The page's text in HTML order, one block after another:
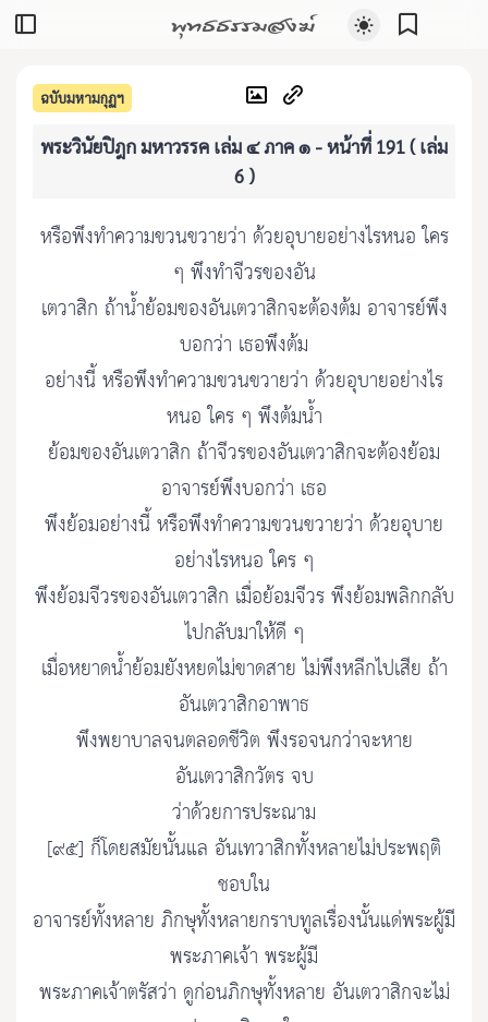
พุทธธรรมสงฆ์
ฉบับมหามกุฏฯ
พระวินัยปิฎก มหาวรรค เล่ม ๔ ภาค ๑ - หน้าที่ 191 ( เล่ม
6 )
หรือพึงทำความขวนขวายว่า ด้วยอุบายอย่างไรหนอ ใคร
ๆ พึงทำจีวรของอัน
เตวาสิก ถ้าน้ำย้อมของอันเตวาสิกจะต้องต้ม อาจารย์พึง
บอกว่า เธอพึงต้ม
อย่างนี้ หรือพึงทำความขวนขวายว่า ด้วยอุบายอย่างไร
หนอ ใคร ๆ พึงต้มน้ำ
ย้อมของอันเตวาสิก ถ้าจีวรของอันเตวาสิกจะต้องย้อม
อาจารย์พึงบอกว่า เธอ
พึงย้อมอย่างนี้ หรือพึงทำความขวนขวายว่า ด้วยอุบาย
อย่างไรหนอ ใคร ๆ
พึงย้อมจีวรของอันเตวาสิก เมื่อย้อมจีวร พึงย้อมพลิกกลับ
ไปกลับมาให้ดี ๆ
เมื่อหยาดน้ำย้อมยังหยดไม่ขาดสาย ไม่พึงหลีกไปเสีย ถ้า
อันเตวาสิกอาพาธ
พึงพยาบาลจนตลอดชีวิต พึงรอจนกว่าจะหาย
อันเตวาสิกวัตร จบ
ว่าด้วยการประณาม
[๙๕] ก็โดยสมัยนั้นแล อันเทวาสิกทั้งหลายไม่ประพฤติ
ชอบใน
อาจารย์ทั้งหลาย ภิกษุทั้งหลายกราบทูลเรื่องนั้นแด่พระผู้มี
พระภาคเจ้า พระผู้มี
พระภาคเจ้าตรัสว่า ดูก่อนภิกษุทั้งหลาย อันเตวาสิกจะไม่